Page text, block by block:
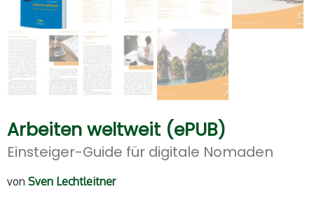
Arbeiten weltweit (ePUB)
Einsteiger-Guide für digitale Nomaden
von Sven Lechtleitner